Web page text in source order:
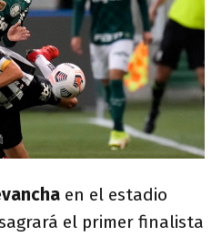
en el estadio
el primer finalista